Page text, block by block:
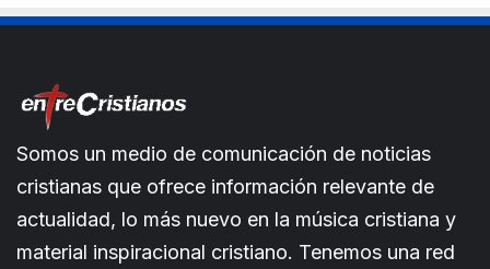
Somos un medio de comunicación de noticias
cristianas que ofrece información relevante de
actualidad, lo más nuevo en la música cristiana y
material inspiracional cristiano. Tenemos una red